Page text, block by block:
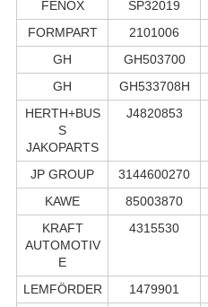
FENOX SP32019
FORMPART
2101006
GH
GH503700
GH
GH533708H
HERTH+BUS
S
JAKOPARTS
J4820853
JP GROUP 3144600270
KAWE
85003870
KRAFT
AUTOMOTIV
E
4315530
LEMFÖRDER 1479901